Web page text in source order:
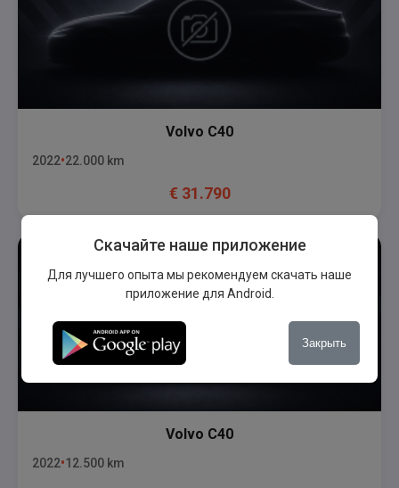
Volvo C40
2022 22.000 km
€ 31.790
Volvo C40
2022 12.500 km
Скачайте наше приложение
Для лучшего опыта мы рекомендуем скачать наше
приложение для Android.
Закрыть